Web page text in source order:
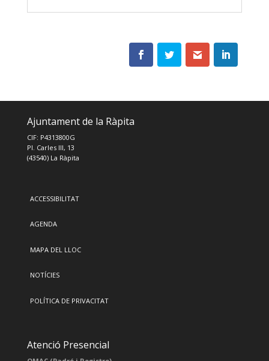
Ajuntament de la Ràpita
CIF: P4313800G
Pl. Carles III, 13
(43540) La Ràpita
ACCESSIBILITAT
AGENDA
MAPA DEL LLOC
NOTÍCIES
POLÍTICA DE PRIVACITAT
Atenció Presencial